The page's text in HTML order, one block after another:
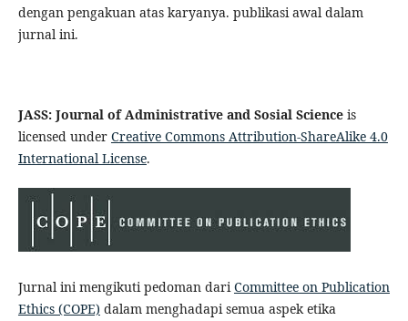
dengan pengakuan atas karyanya. publikasi awal dalam
jurnal ini.
JASS: Journal of Administrative and Sosial Scienceis
licensed under Creative Commons Attribution-ShareAlike 4.0
International License.
Jurnal ini mengikuti pedoman dariCommittee on Publication
Ethics (COPE) dalam menghadapi semua aspek etika